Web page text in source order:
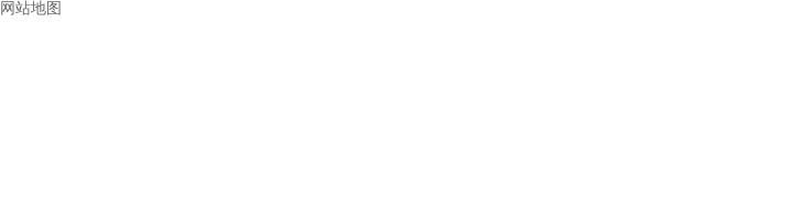
网站地图